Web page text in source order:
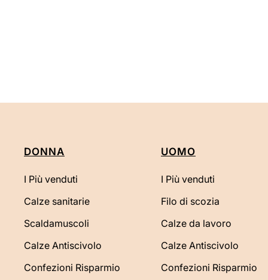
DONNA
I Più venduti
Calze sanitarie
Scaldamuscoli
Calze Antiscivolo
Confezioni Risparmio
UOMO
I Più venduti
Filo di scozia
Calze da lavoro
Calze Antiscivolo
Confezioni Risparmio